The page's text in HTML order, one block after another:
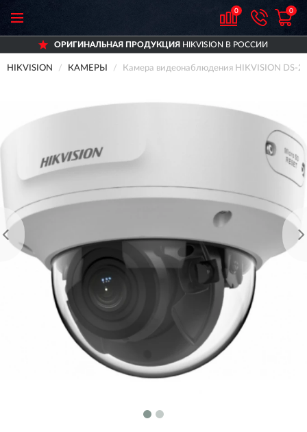
0 0
ОРИГИНАЛЬНАЯ ПРОДУКЦИЯHIKVISION В РОССИИ
HIKVISION КАМЕРЫ Камера видеонаблюдения HIKVISION DS-